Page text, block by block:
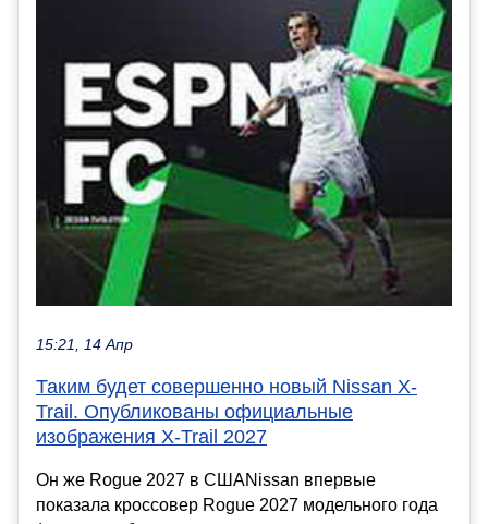
15:21, 14 Апр
Таким будет совершенно новый Nissan X-
Trail. Опубликованы официальные
изображения X-Trail 2027
Он же Rogue 2027 в СШАNissan впервые
показала кроссовер Rogue 2027 модельного года